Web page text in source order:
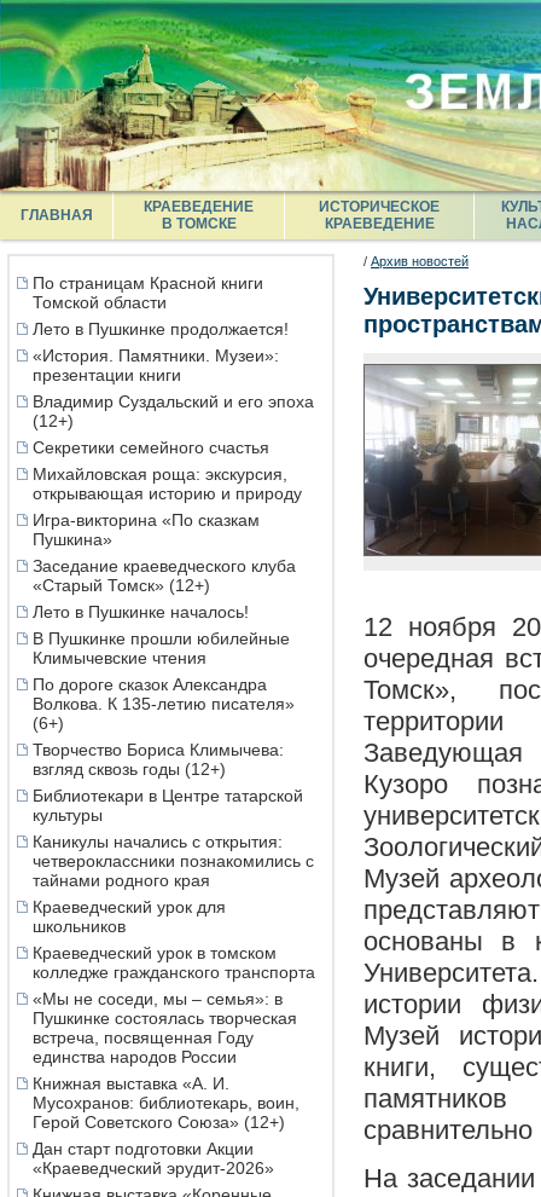
ГЛАВНАЯ
КРАЕВЕДЕНИЕ
В ТОМСКЕ
ИСТОРИЧЕСКОЕ
КРАЕВЕДЕНИЕ
По страницам Красной книги
Томской области
Лето в Пушкинке продолжается!
«История. Памятники. Музеи»:
презентации книги
Владимир Суздальский и его эпоха
(12+)
Секретики семейного счастья
Михайловская роща: экскурсия,
открывающая историю и природу
Игра-викторина «По сказкам
Пушкина»
Заседание краеведческого клуба
«Старый Томск» (12+)
Лето в Пушкинке началось!
В Пушкинке прошли юбилейные
Климычевские чтения
По дороге сказок Александра
Волкова. К 135-летию писателя»
(6+)
Творчество Бориса Климычева:
взгляд сквозь годы (12+)
Библиотекари в Центре татарской
культуры
Каникулы начались с открытия:
четвероклассники познакомились с
тайнами родного края
Краеведческий урок для
школьников
Краеведческий урок в томском
колледже гражданского транспорта
«Мы не соседи, мы – семья»: в
Пушкинке состоялась творческая
встреча, посвященная Году
единства народов России
Книжная выставка «А. И.
Мусохранов: библиотекарь, воин,
Герой Советского Союза» (12+)
Дан старт подготовки Акции
«Краеведческий эрудит-2026»
/ Архив новостей
12 ноября
очередная
Томск»,
территории
Заведующая
Кузоро
Музей
основаны в
истории
Музей
книги,
На